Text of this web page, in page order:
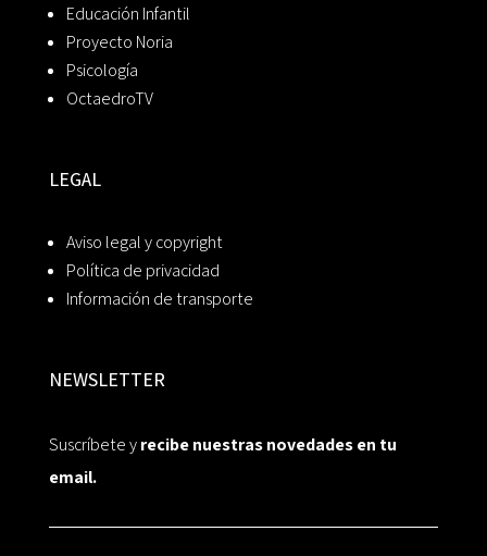
Educación Infantil
Proyecto Noria
Psicología
OctaedroTV
LEGAL
Aviso legal y copyright
Política de privacidad
Información de transporte
NEWSLETTER
Suscríbete yrecibe nuestras novedades en tu
email.